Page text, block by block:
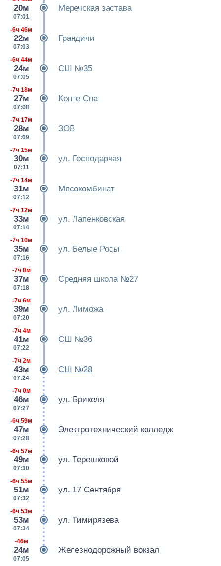
20м
07:01
Меречская застава
-6ч 46м
22м
07:03
Грандичи
-6ч 44м
24м
07:05
СШ №35
-7ч 18м
27м
07:08
Конте Спа
-7ч 17м
28м
07:09
ЗОВ
-7ч 15м
30м
07:11
ул. Господарчая
-7ч 14м
31м
07:12
Мясокомбинат
-7ч 12м
33м
07:14
ул. Лапенковская
-7ч 10м
35м
07:16
ул. Белые Росы
-7ч 8м
37м
07:18
Средняя школа №27
-7ч 6м
39м
07:20
ул. Лиможа
-7ч 4м
41м
07:22
СШ №36
-7ч 2м
43м
07:24
СШ №28
-7ч 0м
46м
07:27
ул. Брикеля
-6ч 59м
47м
07:28
Электротехнический колледж
-6ч 57м
49м
07:30
ул. Терешковой
-6ч 55м
51м
07:32
ул. 17 Сентября
-6ч 53м
53м
07:34
ул. Тимирязева
-46м
24м
07:05
Железнодорожный вокзал